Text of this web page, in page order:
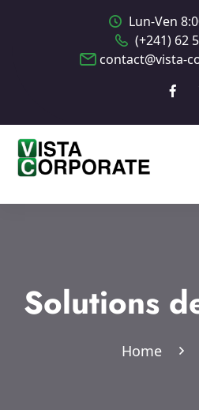
Lun-Ven
(+241) 62
contact@vista-
Solutions
Home